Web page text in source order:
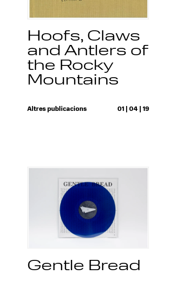
Hoofs, Claws
and Antlers of
the Rocky
Mountains
Altres publicacions 01 | 04 | 19
Gentle Bread